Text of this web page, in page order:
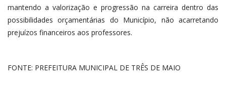
mantendo a valorização e progressão na carreira dentro das
possibilidades orçamentárias do Município, não acarretando
prejuízos financeiros aos professores.
FONTE: PREFEITURA MUNICIPAL DE TRÊS DE MAIO